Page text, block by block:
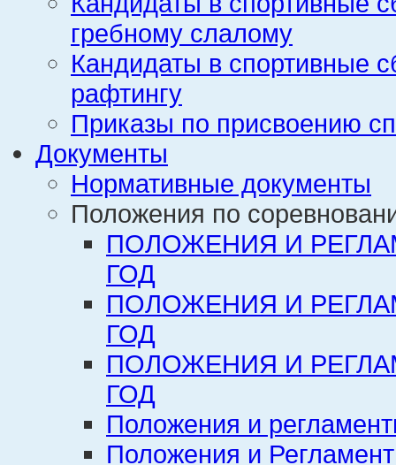
гребному слалому
Кандидаты в спортивные
рафтингу
Приказы по присвоению
Документы
Нормативные документы
Положения по
ПОЛОЖЕНИЯ И
ГОД
ПОЛОЖЕНИЯ И
ГОД
ПОЛОЖЕНИЯ И
ГОД
Положения и
Положения и